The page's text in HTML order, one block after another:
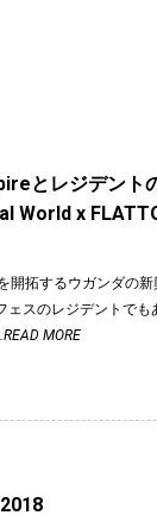
とレジデン
World x
開拓するウガンダの
ェスのレジデントでも
MORE